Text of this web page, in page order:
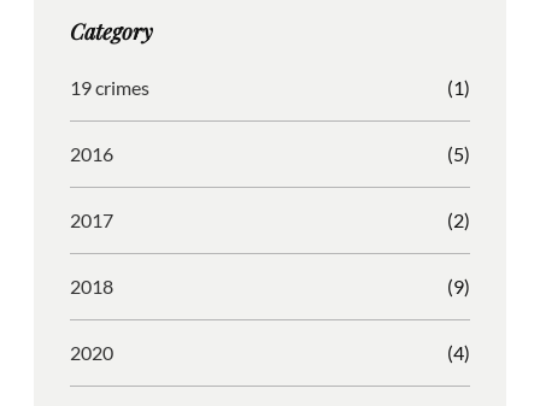
r
m
o
Category
19 crimes (1)
2016 (5)
2017 (2)
2018 (9)
2020 (4)